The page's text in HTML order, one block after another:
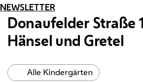
NEWSLETTER
Donaufelder Straße
Hänsel und Gretel
Alle Kindergärten